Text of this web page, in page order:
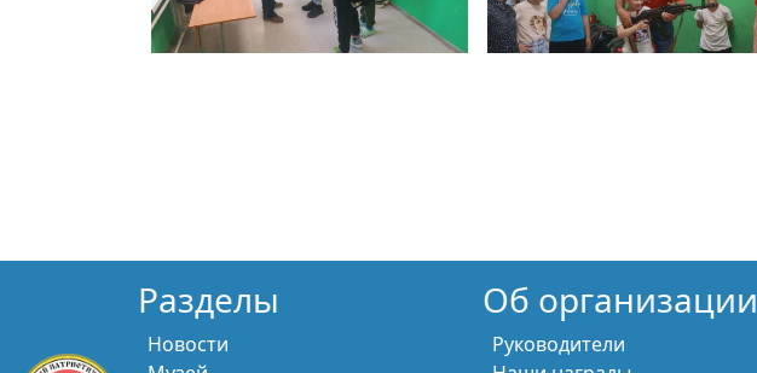
Разделы
Новости
Об организации
Руководители